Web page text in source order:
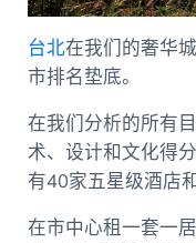
台北在我们的奢华
市排名垫底。
在我们分析的所有
术、设计和文化得
有40家五星级酒店
在市中心租一套一